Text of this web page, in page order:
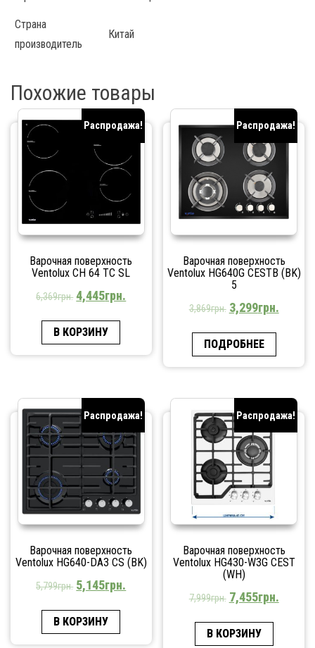
Страна
производитель
Китай
Похожие товары
Распродажа!
Варочная поверхность
Ventolux CH 64 TC SL
6,369грн. 4,445грн.
В КОРЗИНУ
Распродажа!
Варочная поверхность
Ventolux HG640G CESTB (BK)
5
3,869грн. 3,299грн.
ПОДРОБНЕЕ
Распродажа!
Варочная поверхность
Ventolux HG640-DA3 CS (BK)
5,799грн. 5,145грн.
В КОРЗИНУ
Распродажа!
Варочная поверхность
Ventolux HG430-W3G CEST
(WH)
7,999грн. 7,455грн.
В КОРЗИНУ